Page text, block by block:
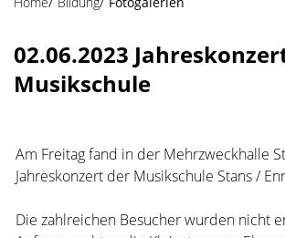
02.06.2023
Musikschule
Am Freitag fand in der Mehrzweckhalle
Jahreskonzert der Musikschule Stans /
Die zahlreichen Besucher wurden nicht